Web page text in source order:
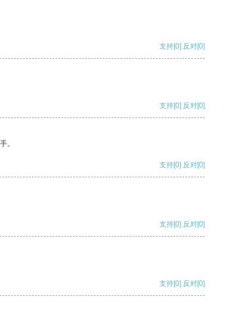
支持[0] 反对[0]
支持[0] 反对[0]
。
支持[0] 反对[0]
支持[0] 反对[0]
支持[0] 反对[0]